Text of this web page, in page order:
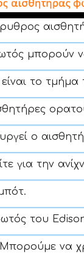
μπορούν
το
ο
για την
του
να